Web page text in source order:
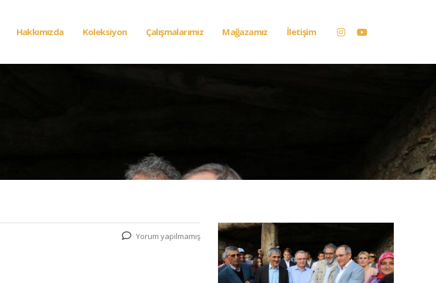
Hakkımızda Koleksiyon Çalışmalarımız Mağazamız İletişim
Yorum yapılmamış